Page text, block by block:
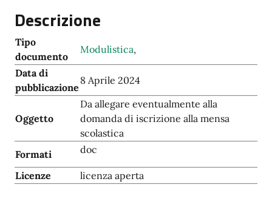
Descrizione
Tipo
documento
Modulistica,
Data di
pubblicazione
8 Aprile 2024
Oggetto
Da allegare eventualmente alla
domanda di iscrizione alla mensa
scolastica
Formati
doc
Licenze licenza aperta